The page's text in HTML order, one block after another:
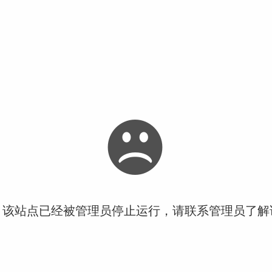
站点已经被管理员停止运行，请联系管理员了